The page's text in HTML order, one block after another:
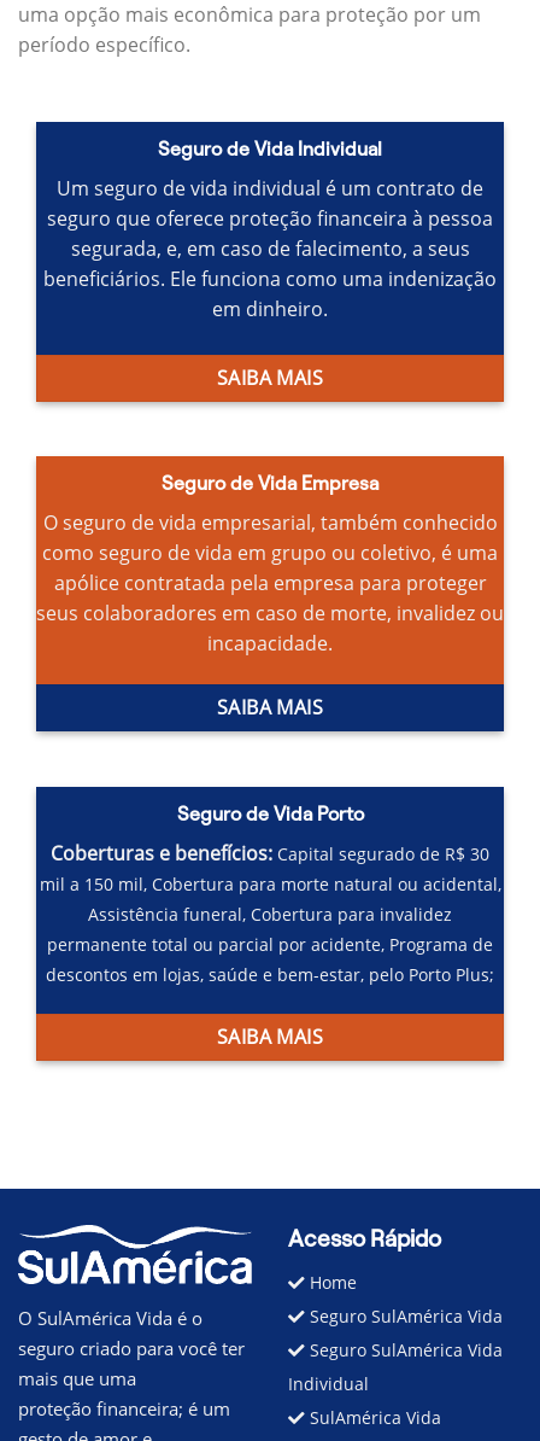
uma opção mais econômica para proteção por um
período específico.
Seguro de Vida Individual
Um seguro de vida individual é um contrato de
seguro que oferece proteção financeira à pessoa
segurada, e, em caso de falecimento, a seus
beneficiários. Ele funciona como uma indenização
em dinheiro.
SAIBA MAIS
Seguro de Vida Empresa
O seguro de vida empresarial, também conhecido
como seguro de vida em grupo ou coletivo, é uma
apólice contratada pela empresa para proteger
seus colaboradores em caso de morte, invalidez ou
incapacidade.
SAIBA MAIS
Seguro de Vida Porto
Coberturas e benefícios: Capital segurado de R$ 30
mil a 150 mil, Cobertura para morte natural ou acidental,
Assistência funeral,Cobertura para invalidez
permanente total ou parcial por acidente, Programa de
descontos em lojas, saúde e bem-estar, pelo Porto Plus;
SAIBA MAIS
O SulAmérica Vida é o
seguro criado para você ter
mais que uma
proteção financeira; é um
Acesso Rápido
Home
Seguro SulAmérica Vida
Seguro SulAmérica Vida
Individual
SulAmérica Vida